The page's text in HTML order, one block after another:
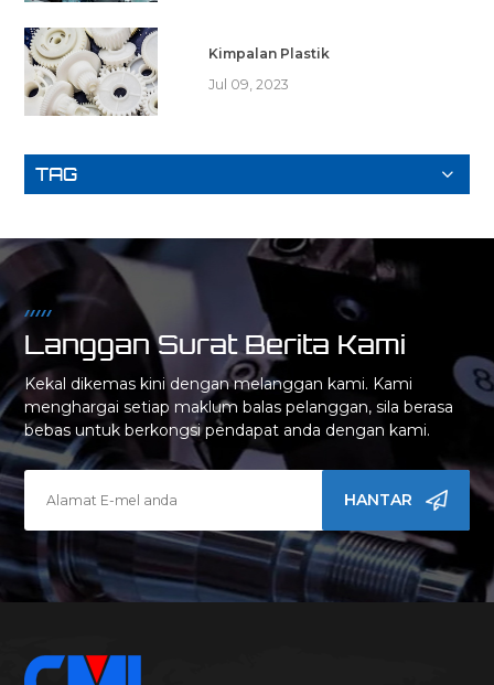
Kimpalan Plastik
Jul 09, 2023
TAG
Langgan Surat Berita Kami
Kekal dikemas kini dengan melanggan kami. Kami
menghargai setiap maklum balas pelanggan, sila berasa
bebas untuk berkongsi pendapat anda dengan kami.
HANTAR